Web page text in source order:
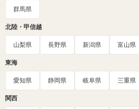
群馬県
北陸・甲信越
山梨県 長野県 新潟県 富山県
東海
愛知県 静岡県 岐阜県 三重県
関西